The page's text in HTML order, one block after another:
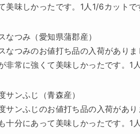
美味しかったです。1人1/6カットで
なつみ（愛知県蒲郡産）
なつみのお値打ち品の入荷があり
非常に強くて美味しかったです。1人
サンふじ（青森産）
サンふじのお値打ち品の入荷があ
十分にあって美味しかったです。1